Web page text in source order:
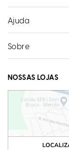
Ajuda
Sobre
NOSSAS LOJAS